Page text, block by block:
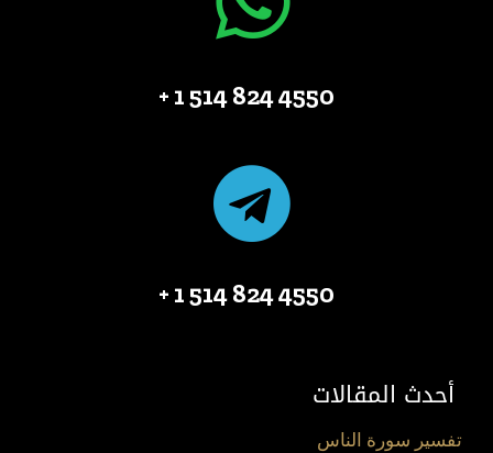
4550 824 514 1 +
4550 824 514 1 +
أحدث المقالات
تفسير سورة الناس